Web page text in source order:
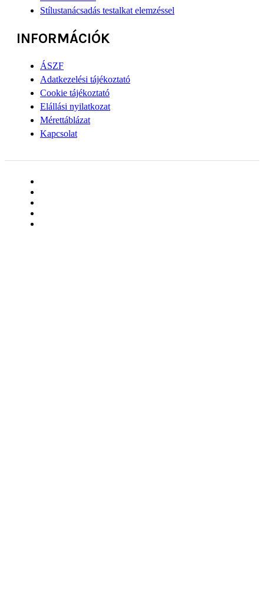
Stílustanácsadás testalkat elemzéssel
INFORMÁCIÓK
ÁSZF
Adatkezelési tájékoztató
Cookie tájékoztató
Elállási nyilatkozat
Mérettáblázat
Kapcsolat